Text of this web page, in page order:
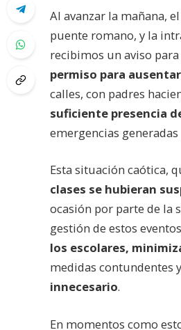
Al avanzar la mañana,
puente romano, y la
recibimos un aviso
permiso para
calles, con padres
suficiente presencia
emergencias
Esta situación caótica,
clases se hubieran
ocasión por parte de la
gestión de estos
los escolares,
medidas contundentes
innecesario.
En momentos como